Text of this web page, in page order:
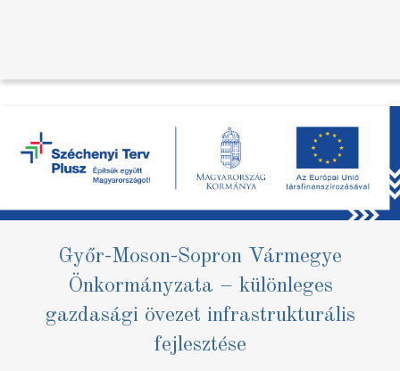
Győr-Moson-Sopron Vármegye
Önkormányzata – különleges
gazdasági övezet infrastrukturális
fejlesztése